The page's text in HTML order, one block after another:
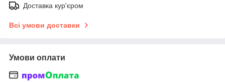
Доставка кур'єром
Всі умови доставки
Умови оплати